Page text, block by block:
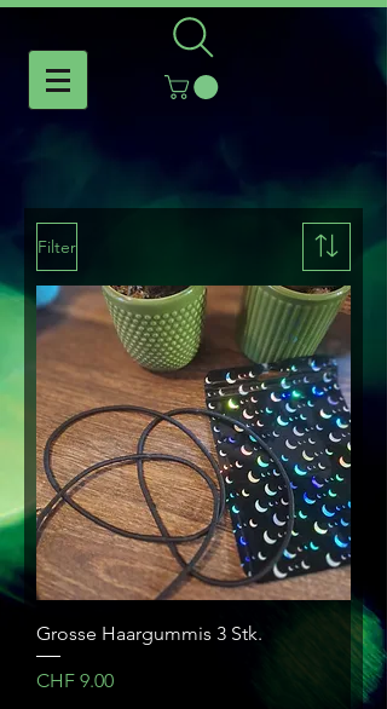
Filter
Grosse Haargummis 3 Stk.
Preis
CHF 9.00